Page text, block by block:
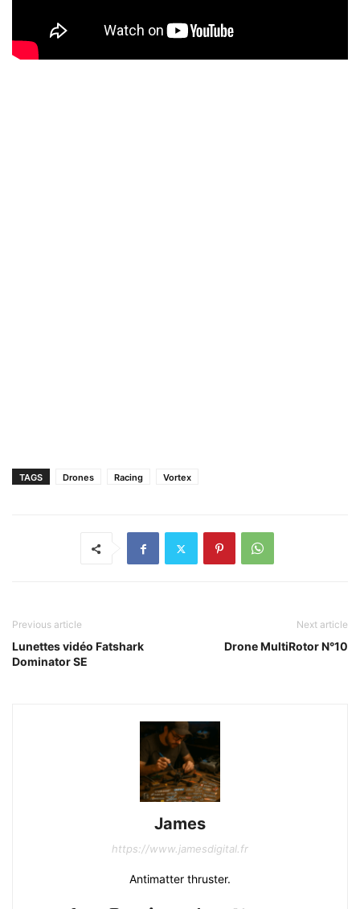
TAGS Drones Racing Vortex
Previous article
Lunettes vidéo Fatshark
Dominator SE
Next article
Drone MultiRotor N°10
James
https://www.jamesdigital.fr
Antimatter thruster.